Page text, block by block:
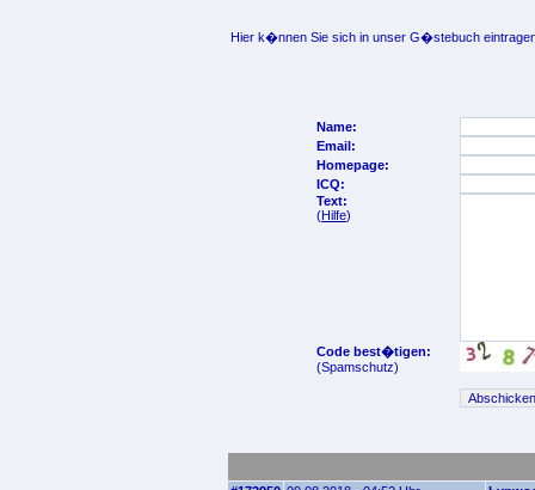
Hier k�nnen Sie sich in unser G�stebuch
Name:
Email:
Homepage:
ICQ:
Text:
(Hilfe)
Code best�tigen:
(Spamschutz)